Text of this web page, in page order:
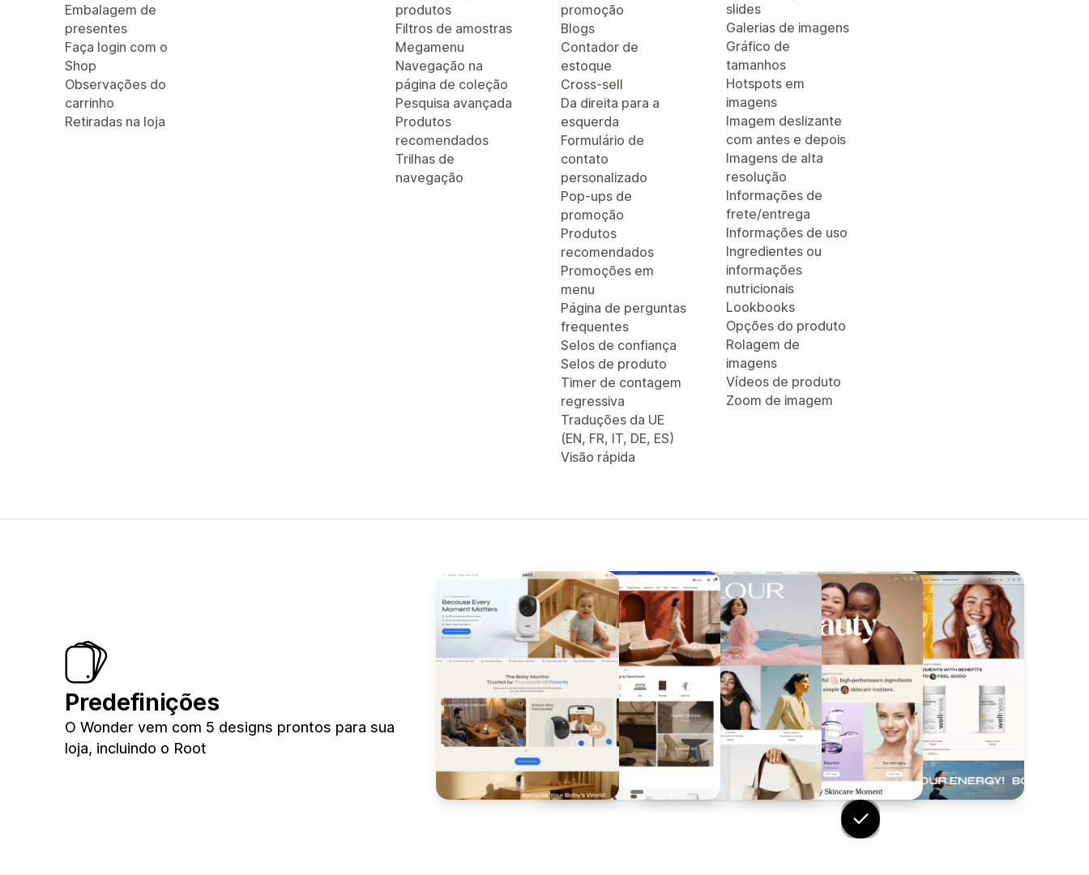
Embalagem de
presentes
Faça login com o
Shop
Observações do
carrinho
Retiradas na loja
produtos
Filtros de amostras
Megamenu
Navegação na
página de coleção
Pesquisa avançada
Produtos
recomendados
Trilhas de
navegação
promoção
Blogs
Contador de
estoque
Cross-sell
Da direita para a
esquerda
Formulário de
contato
personalizado
Pop-ups de
promoção
Produtos
recomendados
Promoções em
menu
Página de perguntas
frequentes
Selos de confiança
Selos de produto
Timer de contagem
regressiva
Traduções da UE
(EN, FR, IT, DE, ES)
Visão rápida
slides
Galerias de imagens
Gráfico de
tamanhos
Hotspots em
imagens
Imagem deslizante
com antes e depois
Imagens de alta
resolução
Informações de
frete/entrega
Informações de uso
Ingredientes ou
informações
nutricionais
Lookbooks
Opções do produto
Rolagem de
imagens
Vídeos de produto
Zoom de imagem
Predefinições
O Wonder vem com 5 designs prontos para sua
loja, incluindo o Root